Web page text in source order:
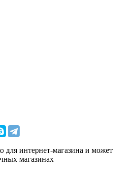
для интернет-магазина и может
магазинах